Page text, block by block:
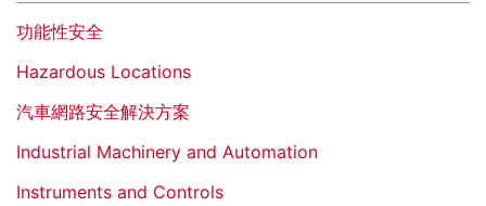
功能性安全
Hazardous Locations
汽車網路安全解決方案
Industrial Machinery and Automation
Instruments and Controls